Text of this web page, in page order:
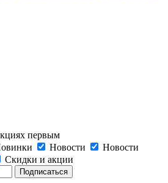
первым
Новости
Новости
Скидки и акции